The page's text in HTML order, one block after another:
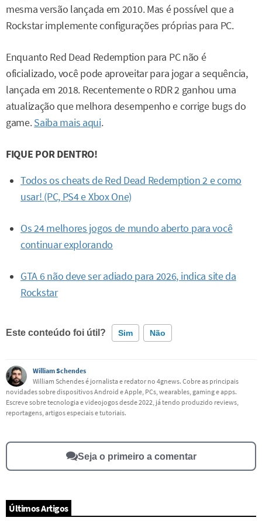
mesma versão lançada em 2010. Mas é possível que a
Rockstar implemente configurações próprias para PC.
Enquanto Red Dead Redemption para PC não é
oficializado, você pode aproveitar para jogar a sequência,
lançada em 2018. Recentemente o RDR 2 ganhou uma
atualização que melhora desempenho e corrige bugs do
game.Saiba mais aqui.
FIQUE POR DENTRO!
Todos os cheats de Red Dead Redemption 2 e como
usar! (PC, PS4 e Xbox One)
Os 24 melhores jogos de mundo aberto para você
continuar explorando
GTA 6 não deve ser adiado para 2026, indica site da
Rockstar
Este conteúdo foi útil? Sim Não
Este conteúdo contém informação incorreta
Este conteúdo não tem a informação que procuro
Outro
William Schendes
William Schendes é jornalista e redator no 4gnews. Cobre as principais
novidades sobre dispositivos Android e Apple, PCs, wearables, gaming e apps.
Escreve sobre tecnologia e videojogos desde 2022, já tendo produzido reviews,
reportagens, artigos especiais e tutoriais.
Seja o primeiro a comentar
Últimos Artigos